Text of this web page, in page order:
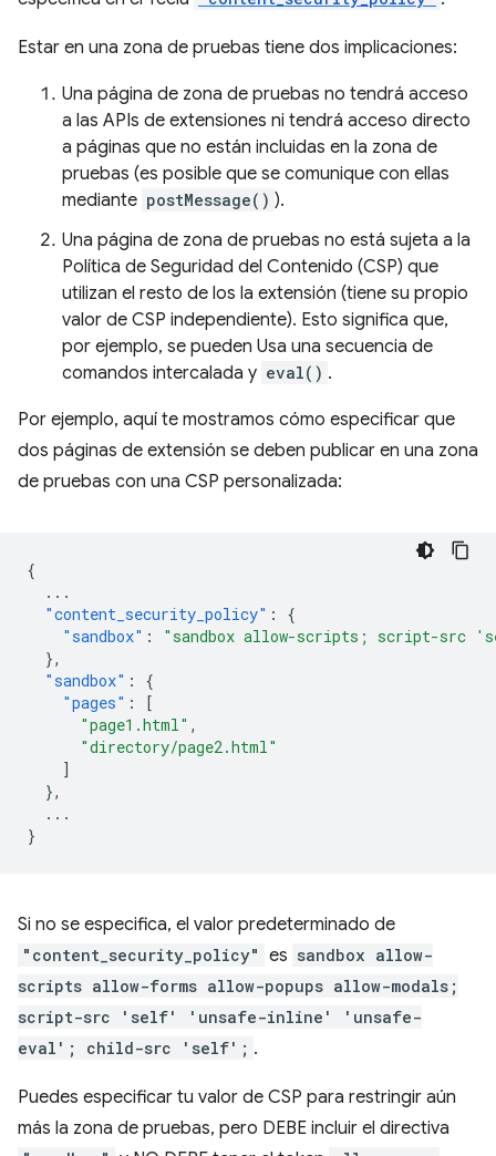
Estar en una zona de pruebas tiene dos implicaciones:
Una página de zona de pruebas no tendrá acceso
a las APIs de extensiones ni tendrá acceso directo
a páginas que no están incluidas en la zona de
pruebas (es posible que se comunique con ellas
mediante postMessage() ).
Una página de zona de pruebas no está sujeta a la
Política de Seguridad del Contenido (CSP) que
utilizan el resto de los la extensión (tiene su propio
valor de CSP independiente). Esto significa que,
por ejemplo, se pueden Usa una secuencia de
comandos intercalada y eval() .
Por ejemplo, aquí te mostramos cómo especificar que
dos páginas de extensión se deben publicar en una zona
de pruebas con una CSP personalizada:
{
...
"content_security_policy" :
{
"sandbox" :
"sandbox allow-scripts; script-src
},
"sandbox" :
{
"pages" :
[
"page1.html" ,
"directory/page2.html"
]
},
...
}
Si no se especifica, el valor predeterminado de
"content_security_policy" es sandbox allow-
scripts allow-forms allow-popups allow-modals;
script-src 'self' 'unsafe-inline' 'unsafe-
eval'; child-src 'self'; .
Puedes especificar tu valor de CSP para restringir aún
más la zona de pruebas, pero DEBE incluir el directiva